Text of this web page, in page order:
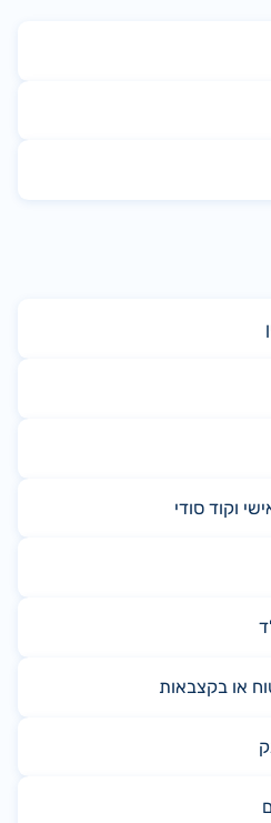
וקוד סודי
או בקצבאות